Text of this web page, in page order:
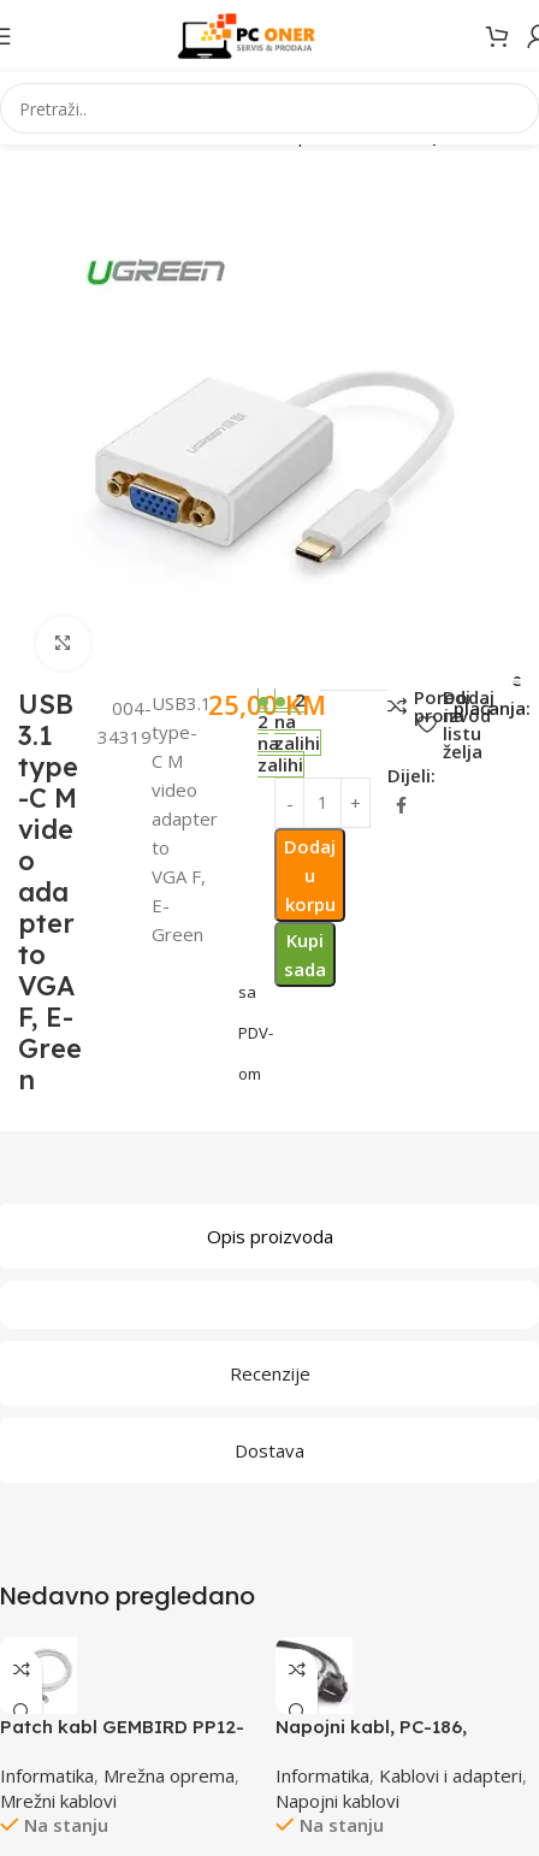
Početna Informatika Kablovi i adapteri Video adapteri
USB
3.1
type
-C M
vide
o
ada
pter
to
VGA
F, E-
Gree
n
004-
34319
USB3.1
type-
C M
video
adapter
to
VGA F,
E-
Green
25,00KM
sa
PDV-
om
2
na
zalihi
2
na
zalihi
Dodaj
u
korpu
Kupi
sada
Poredi
proizvod
Dodaj
na
listu
želja
Dijeli:
Metode
plaćanja:
Opis proizvoda
Recenzije
Dostava
Nedavno pregledano
Patch kabl GEMBIRD PP12-
Informatika, Mrežna oprema,
Mrežni kablovi
Na stanju
Napojni kabl, PC-186,
Informatika, Kablovi i adapteri,
Napojni kablovi
Na stanju